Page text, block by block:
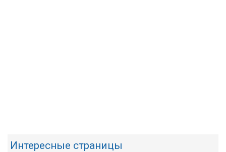
Интересные страницы